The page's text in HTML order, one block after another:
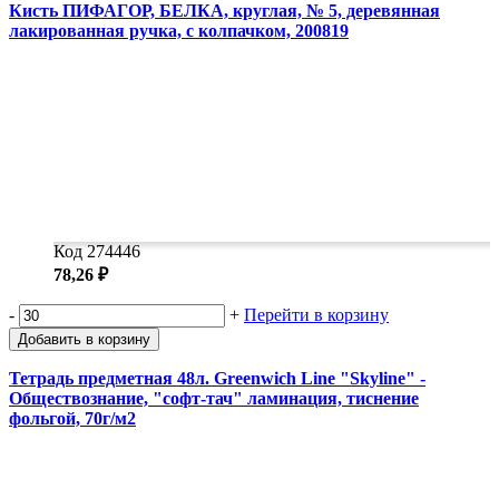
Кисть ПИФАГОР, БЕЛКА, круглая, № 5, деревянная
лакированная ручка, с колпачком, 200819
Код 274446
78,26 ₽
- + Перейти в корзину
Добавить в корзину
Тетрадь предметная 48л. Greenwich Line "Skyline" -
Обществознание, "софт-тач" ламинация, тиснение
фольгой, 70г/м2